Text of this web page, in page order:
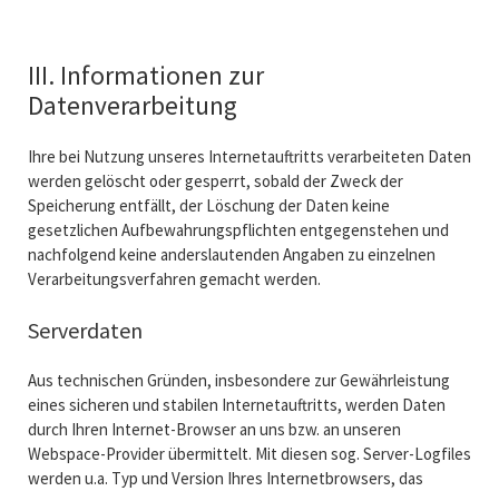
III. Informationen zur
Datenverarbeitung
Ihre bei Nutzung unseres Internetauftritts verarbeiteten Daten
werden gelöscht oder gesperrt, sobald der Zweck der
Speicherung entfällt, der Löschung der Daten keine
gesetzlichen Aufbewahrungspflichten entgegenstehen und
nachfolgend keine anderslautenden Angaben zu einzelnen
Verarbeitungsverfahren gemacht werden.
Serverdaten
Aus technischen Gründen, insbesondere zur Gewährleistung
eines sicheren und stabilen Internetauftritts, werden Daten
durch Ihren Internet-Browser an uns bzw. an unseren
Webspace-Provider übermittelt. Mit diesen sog. Server-Logfiles
werden u.a. Typ und Version Ihres Internetbrowsers, das